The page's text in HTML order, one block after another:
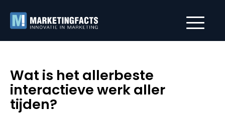
Wat is het allerbeste
interactieve werk aller
tijden?